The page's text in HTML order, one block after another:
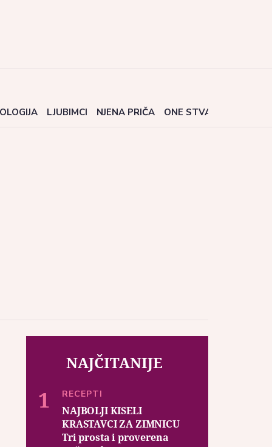
LJUBIMCI NJENA PRIČA ONE STVARI
NAJČITANIJE
RECEPTI
NAJBOLJI KISELI
KRASTAVCI ZA ZIMNICU
Tri prosta i proverena